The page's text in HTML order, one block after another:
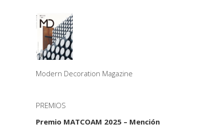
Modern Decoration Magazine
PREMIOS
Premio MATCOAM 2025 – Mención